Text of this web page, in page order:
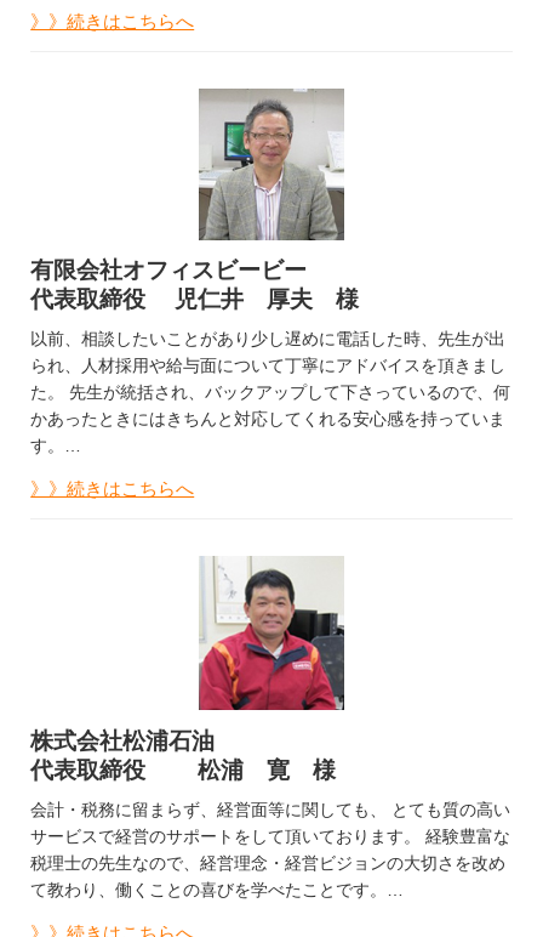
》》続きはこちらへ
有限会社オフィスビービー
代表取締役 児仁井 厚夫 様
以前、相談したいことがあり少し遅めに電話した時、先生が出
られ、人材採用や給与面について丁寧にアドバイスを頂きまし
た。 先生が統括され、バックアップして下さっているので、何
かあったときにはきちんと対応してくれる安心感を持っていま
す。…
》》続きはこちらへ
株式会社松浦石油
代表取締役 松浦 寛 様
会計・税務に留まらず、経営面等に関しても、 とても質の高い
サービスで経営のサポートをして頂いております。 経験豊富な
税理士の先生なので、経営理念・経営ビジョンの大切さを改め
て教わり、働くことの喜びを学べたことです。…
》》続きはこちらへ